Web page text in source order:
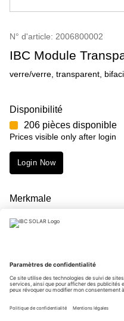
N° d'article: 2006800002
IBC Module
verre/verre, transparent,
Disponibilité
206 pièces disponible
Prices visible only after login
Login Now
Merkmale
Téléchargements